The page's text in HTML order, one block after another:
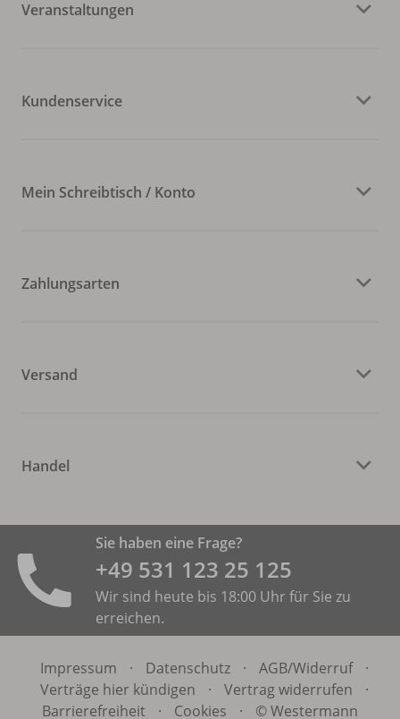
Veranstaltungen
Kundenservice
Mein Schreibtisch / Konto
Zahlungsarten
Versand
Handel
Sie haben eine Frage?
+49 531 ­123 25 125
Wir sind heute bis 18:00 Uhr für Sie zu
erreichen.
Impressum · Datenschutz · AGB/Widerruf
·
Verträge hier kündigen
· Vertrag widerrufen
·
Barrierefreiheit
· Cookies · © Westermann